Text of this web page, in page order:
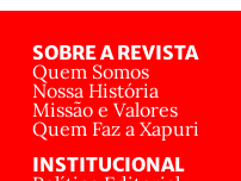
SOBRE A REVISTA
Quem Somos
Nossa História
Missão e Valores
Quem Faz a Xapuri
INSTITUCIONAL